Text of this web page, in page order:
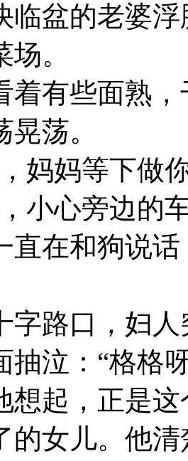
临盆的老婆
。
有些面熟，
荡。
妈等下做你
心旁边的
在和狗说话
路口，妇人
抽泣：“格格
起，正是这
的女儿。他